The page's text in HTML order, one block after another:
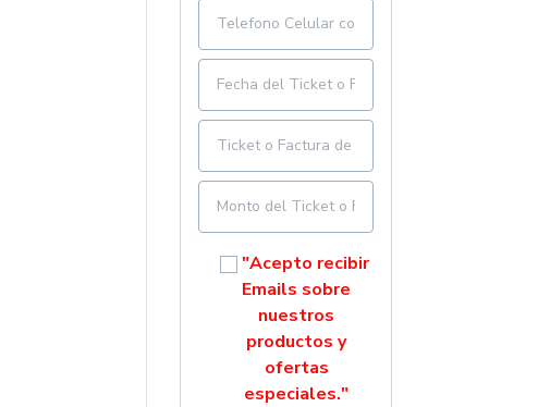
"Acepto recibir
Emails sobre
nuestros
productos y
ofertas
especiales."